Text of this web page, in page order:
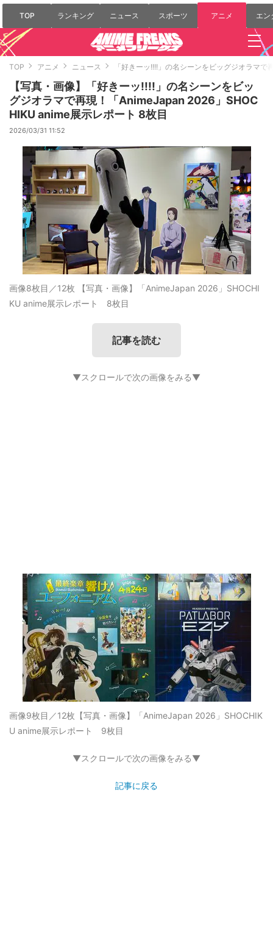
TOP ランキング ニュース スポーツ アニメ エン
TOP アニメ ニュース 「好きーッ!!!!」の名シーンをビッグジオラマ
【写真・画像】「好きーッ!!!!」の名シーンをビッ
グジオラマで再現！「AnimeJapan 2026」SHOC
HIKU anime展示レポート 8枚目
2026/03/31 11:52
画像8枚目／12枚 【写真・画像】「AnimeJapan 2026」SHOCHI
KU anime展示レポート 8枚目
記事を読む
▼スクロールで次の画像をみる▼
画像9枚目／12枚 【写真・画像】「AnimeJapan 2026」SHOCHIK
U anime展示レポート 9枚目
▼スクロールで次の画像をみる▼
記事に戻る